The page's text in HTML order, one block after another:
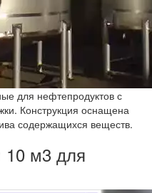
для нефтепродуктов с
Конструкция оснащена
содержащихся веществ.
10 м3 для